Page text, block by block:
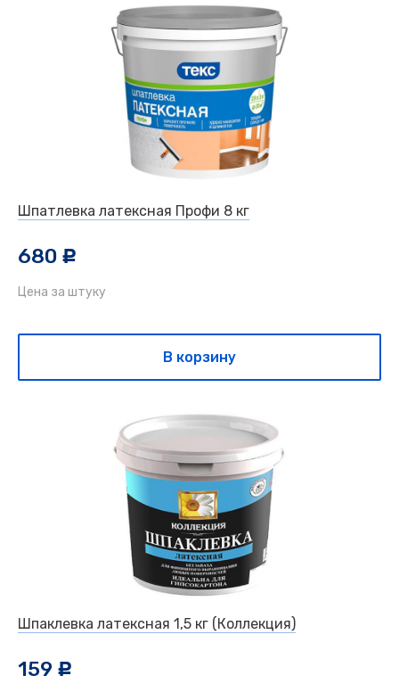
Шпатлевка латексная Профи 8 кг
680 c
Цена за штуку
В корзину
Шпаклевка латексная 1,5 кг (Коллекция)
159 c